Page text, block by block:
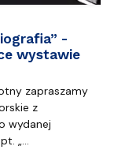
-
wystawie
zapraszamy
z
wydanej
„…